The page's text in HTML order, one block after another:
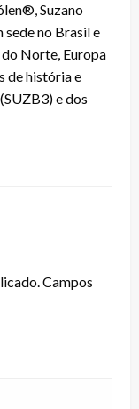
Suzano
no Brasil e
Norte, Europa
de história e
e dos
Campos